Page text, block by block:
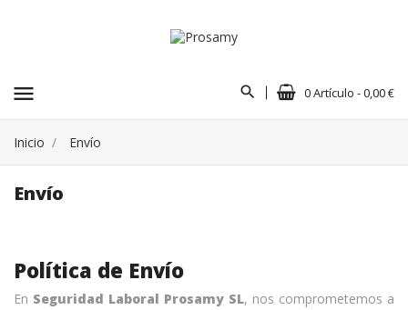
menu 0 Artículo - 0,00 €
Inicio Envío
Envío
Política de Envío
En Seguridad Laboral Prosamy SL, nos comprometemos a